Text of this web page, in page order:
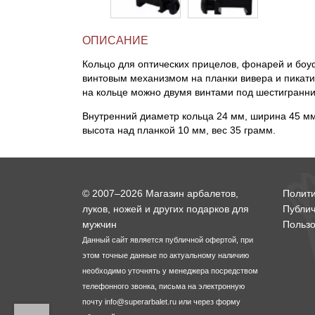
ОПИСАНИЕ
Кольцо для оптических прицелов, фонарей и
винтовым механизмом на планки вивера и
на кольце можно двумя винтами под
Внутренний диаметр кольца 24 мм, ширина 45
высота над планкой 10 мм, вес 35 грамм.
© 2007–2026 Магазин арбалетов,
луков, ножей и других подарков для
мужчин
Данный сайт является публичной офертой, при
этом точные данные по актуальному наличию
необходимо уточнять у менеджера посредством
телефонного звонка, письма на электронную
почту info@superarbalet.ru или через форму
Полочки для лука
Ножи складные